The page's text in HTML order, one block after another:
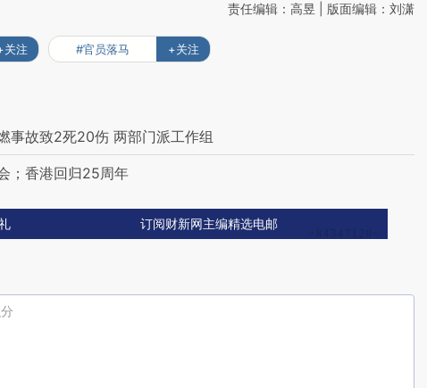
责任编辑：高昱 | 版面编辑：刘潇
关注 #官员落马 +关注
事故致2死20伤 两部门派工作组
；香港回归25周年
订阅财新网主编精选电邮